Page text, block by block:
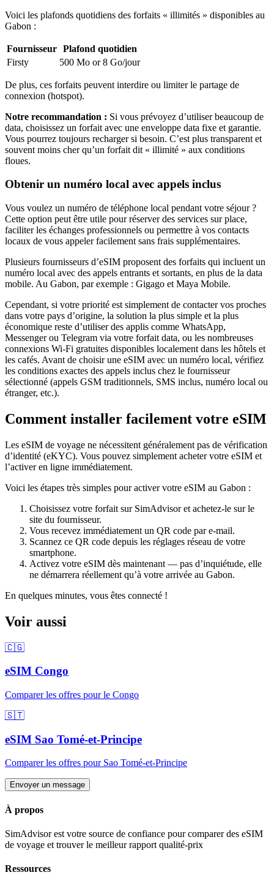
Voici les plafonds quotidiens des forfaits « illimités » disponibles au
Gabon :
Fournisseur Plafond quotidien
Firsty
500 Mo or 8 Go/jour
De plus, ces forfaits peuvent interdire ou limiter le partage de
connexion (hotspot).
Notre recommandation : Si vous prévoyez d’utiliser beaucoup de
data, choisissez un forfait avec une enveloppe data fixe et garantie.
Vous pourrez toujours recharger si besoin. C’est plus transparent et
souvent moins cher qu’un forfait dit « illimité » aux conditions
floues.
Obtenir un numéro local avec appels inclus
Vous voulez un numéro de téléphone local pendant votre séjour ?
Cette option peut être utile pour réserver des services sur place,
faciliter les échanges professionnels ou permettre à vos contacts
locaux de vous appeler facilement sans frais supplémentaires.
Plusieurs fournisseurs d’eSIM proposent des forfaits qui incluent un
numéro local avec des appels entrants et sortants, en plus de la data
mobile. Au Gabon, par exemple : Gigago et Maya Mobile.
Cependant, si votre priorité est simplement de contacter vos proches
dans votre pays d’origine, la solution la plus simple et la plus
économique reste d’utiliser des applis comme WhatsApp,
Messenger ou Telegram via votre forfait data, ou les nombreuses
connexions Wi‑Fi gratuites disponibles localement dans les hôtels et
les cafés. Avant de choisir une eSIM avec un numéro local, vérifiez
les conditions exactes des appels inclus chez le fournisseur
sélectionné (appels GSM traditionnels, SMS inclus, numéro local ou
étranger, etc.).
Comment installer facilement votre eSIM
Les eSIM de voyage ne nécessitent généralement pas de vérification
d’identité (eKYC). Vous pouvez simplement acheter votre eSIM et
l’activer en ligne immédiatement.
Voici les étapes très simples pour activer votre eSIM au Gabon :
Choisissez votre forfait sur SimAdvisor et achetez-le sur le
site du fournisseur.
Vous recevez immédiatement un QR code par e-mail.
Scannez ce QR code depuis les réglages réseau de votre
smartphone.
Activez votre eSIM dès maintenant — pas d’inquiétude, elle
ne démarrera réellement qu’à votre arrivée au Gabon.
En quelques minutes, vous êtes connecté !
Voir aussi
🇨🇬
eSIM Congo
Comparer les offres pourle Congo
🇸🇹
eSIM Sao Tomé-et-Principe
Comparer les offres pour Sao Tomé-et-Principe
Envoyer un message
À propos
SimAdvisor est votre source de confiance pour comparer des eSIM
de voyage et trouver le meilleur rapport qualité-prix
Ressources